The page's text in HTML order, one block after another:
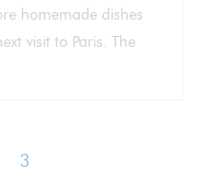
homemade dishes
visit to Paris. The
3